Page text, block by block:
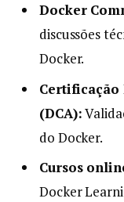
Docker
discussões
Docker.
Certificação
(DCA):
do Docker.
Cursos
Docker